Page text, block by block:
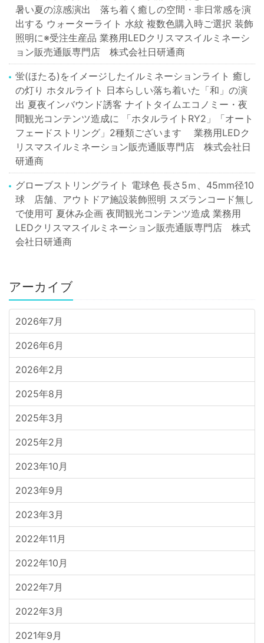
暑い夏の涼感演出 落ち着く癒しの空間・非日常感を演
出する ウォーターライト 水紋 複数色購入時ご選択 装飾
照明に※受注生産品 業務用LEDクリスマスイルミネーシ
ョン販売通販専門店 株式会社日研通商
蛍(ほたる)をイメージしたイルミネーションライト 癒し
の灯り ホタルライト 日本らしい落ち着いた「和」の演
出 夏夜インバウンド誘客 ナイトタイムエコノミー・夜
間観光コンテンツ造成に 「ホタルライトRY2」「オート
フェードストリング」2種類ございます 業務用LEDク
リスマスイルミネーション販売通販専門店 株式会社日
研通商
グローブストリングライト 電球色 長さ5ｍ、45mm径10
球 店舗、アウトドア施設装飾照明 スズランコード無し
で使用可 夏休み企画 夜間観光コンテンツ造成 業務用
LEDクリスマスイルミネーション販売通販専門店 株式
会社日研通商
アーカイブ
2026年7月
2026年6月
2026年2月
2025年8月
2025年3月
2025年2月
2023年10月
2023年9月
2023年3月
2022年11月
2022年10月
2022年7月
2022年3月
2021年9月